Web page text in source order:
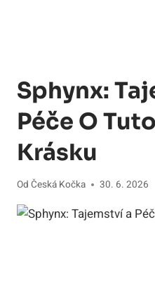
Sphynx:
Péče O
Krásku
Od Česká Kočka 30. 6. 2026